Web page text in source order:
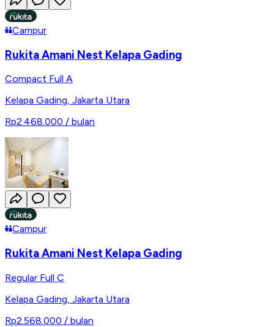
Campur
Rukita Amani Nest Kelapa Gading
Compact Full A
Kelapa Gading, Jakarta Utara
Rp2.468.000 / bulan
Campur
Rukita Amani Nest Kelapa Gading
Regular Full C
Kelapa Gading, Jakarta Utara
Rp2.568.000 / bulan